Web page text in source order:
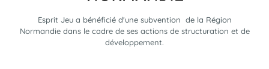
Esprit Jeu a bénéficié d'une subvention de la Région
Normandie dans le cadre de ses actions de structuration et de
développement.